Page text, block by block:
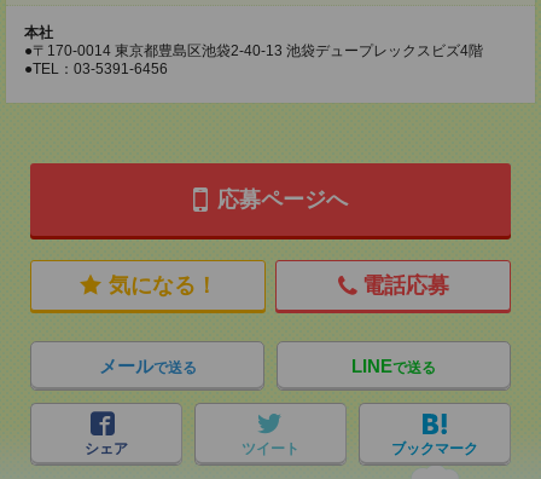
本社
●〒170-0014 東京都豊島区池袋2-40-13 池袋デュープレックスビズ4階
●TEL：03-5391-6456
応募ページへ
気になる！ 電話応募
メールで送る LINEで送る
シェア ツイート ブックマーク